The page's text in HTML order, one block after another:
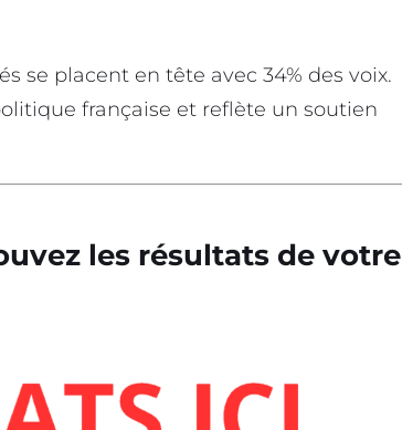
se placent en tête avec 34% des voix.
française et reflète un soutien
les résultats de votre